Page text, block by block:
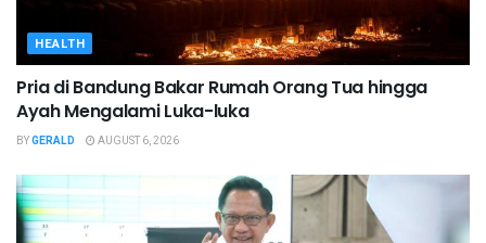
HEALTH
Pria di Bandung Bakar Rumah Orang Tua hingga
Ayah Mengalami Luka-luka
BYGERALD AUGUST 6, 2026